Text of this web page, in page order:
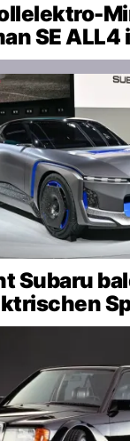
SE ALL4
Subaru